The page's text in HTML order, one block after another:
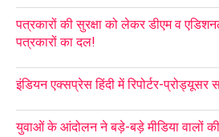
पत्रकारों की सुरक्षा को लेकर डीएम व
पत्रकारों का दल!
इंडियन एक्सप्रेस हिंदी में रिपोर्टर-
युवाओं के आंदोलन ने बड़े-बड़े मीडिया वालों